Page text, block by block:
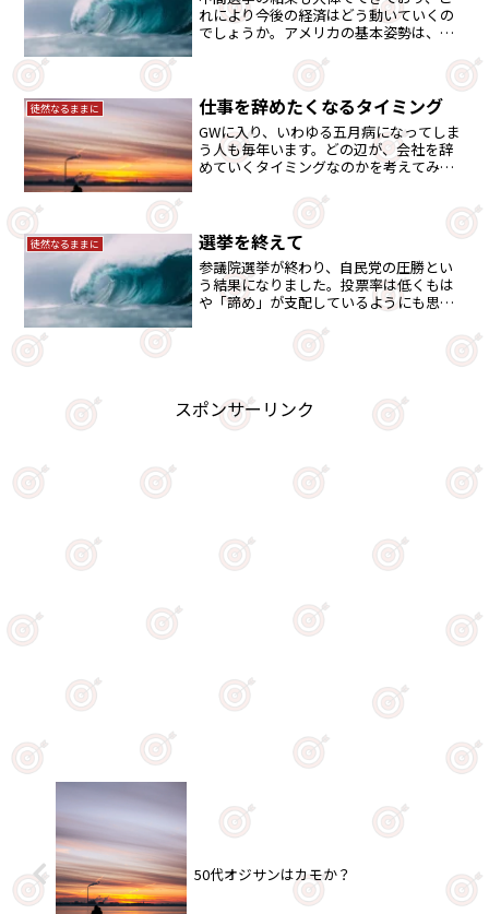
れにより今後の経済はどう動いていくの
でしょうか。アメリカの基本姿勢は、イ
退は免れないでしょう。それに備えて
か、ＩＴ企業はリストラに着手してきて
います。
徒然なるままに 仕事を辞めたくなるタイミング
GWに入り、いわゆる五月病になってしま
う人も毎年います。どの辺が、会社を辞
めていくタイミングなのかを考えてみま
徒然なるままに 選挙を終えて
参議院選挙が終わり、自民党の圧勝とい
う結果になりました。投票率は低くもは
や「諦め」が支配しているようにも思い
スポンサーリンク
50代オジサンはカモか？